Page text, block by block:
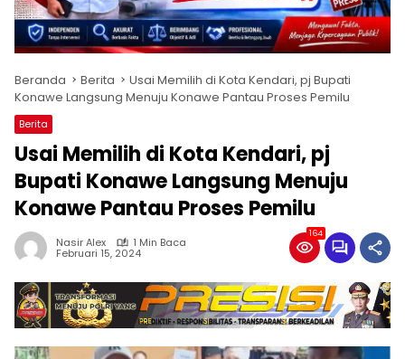
Beranda Berita
Usai Memilih di Kota Kendari, pj Bupati
Konawe Langsung Menuju Konawe Pantau Proses Pemilu
Berita
Usai Memilih di Kota Kendari, pj
Bupati Konawe Langsung Menuju
Konawe Pantau Proses Pemilu
Nasir Alex 1 Min Baca
Februari 15, 2024
164